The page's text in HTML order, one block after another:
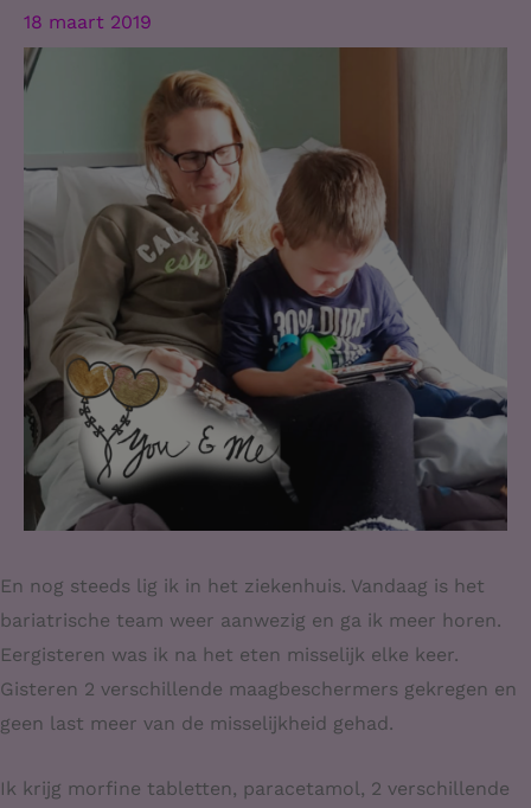
18 maart 2019
En nog steeds lig ik in het ziekenhuis. Vandaag is het
bariatrische team weer aanwezig en ga ik meer horen.
Eergisteren was ik na het eten misselijk elke keer.
Gisteren 2 verschillende maagbeschermers gekregen en
geen last meer van de misselijkheid gehad.
Ik krijg morfine tabletten, paracetamol, 2 verschillende